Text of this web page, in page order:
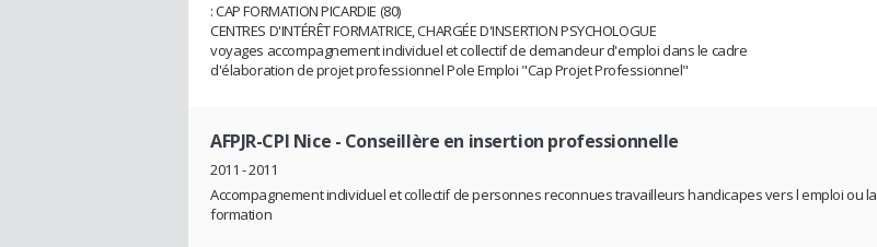
: CAP FORMATION PICARDIE (80)
CENTRES D'INTÉRÊT FORMATRICE, CHARGÉE D'INSERTION PSYCHOLOGUE
voyages accompagnement individuel et collectif de demandeur d'emploi dans le cadre
d'élaboration de projet professionnel Pole Emploi "Cap Projet Professionnel"
AFPJR-CPI Nice - Conseillère en insertion professionnelle
2011 - 2011
Accompagnement individuel et collectif de personnes reconnues travailleurs handicapes vers l emploi ou la
formation